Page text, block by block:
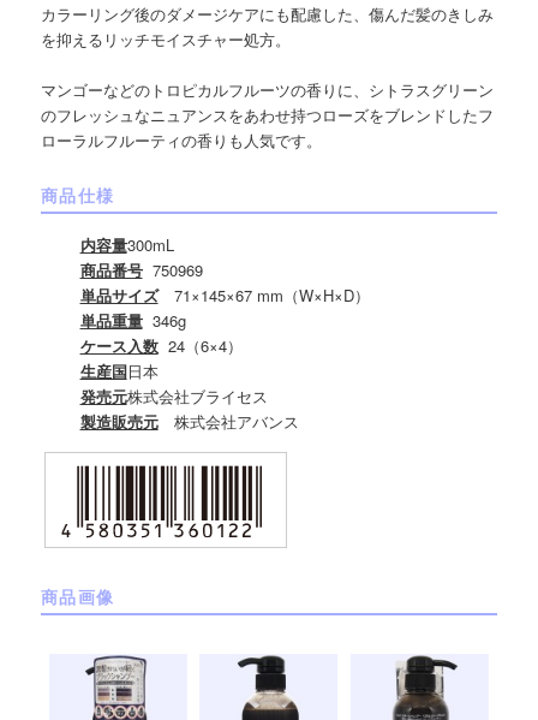
カラーリング後のダメージケアにも配慮した、傷んだ髪のきしみ
を抑えるリッチモイスチャー処方。
マンゴーなどのトロピカルフルーツの香りに、シトラスグリーン
のフレッシュなニュアンスをあわせ持つローズをブレンドしたフ
ローラルフルーティの香りも人気です。
商品仕様
内容量300mL
商品番号750969
単品サイズ71×145×67 mm（W×H×D）
単品重量346g
ケース入数24（6×4）
生産国日本
発売元株式会社ブライセス
製造販売元株式会社アバンス
商品画像